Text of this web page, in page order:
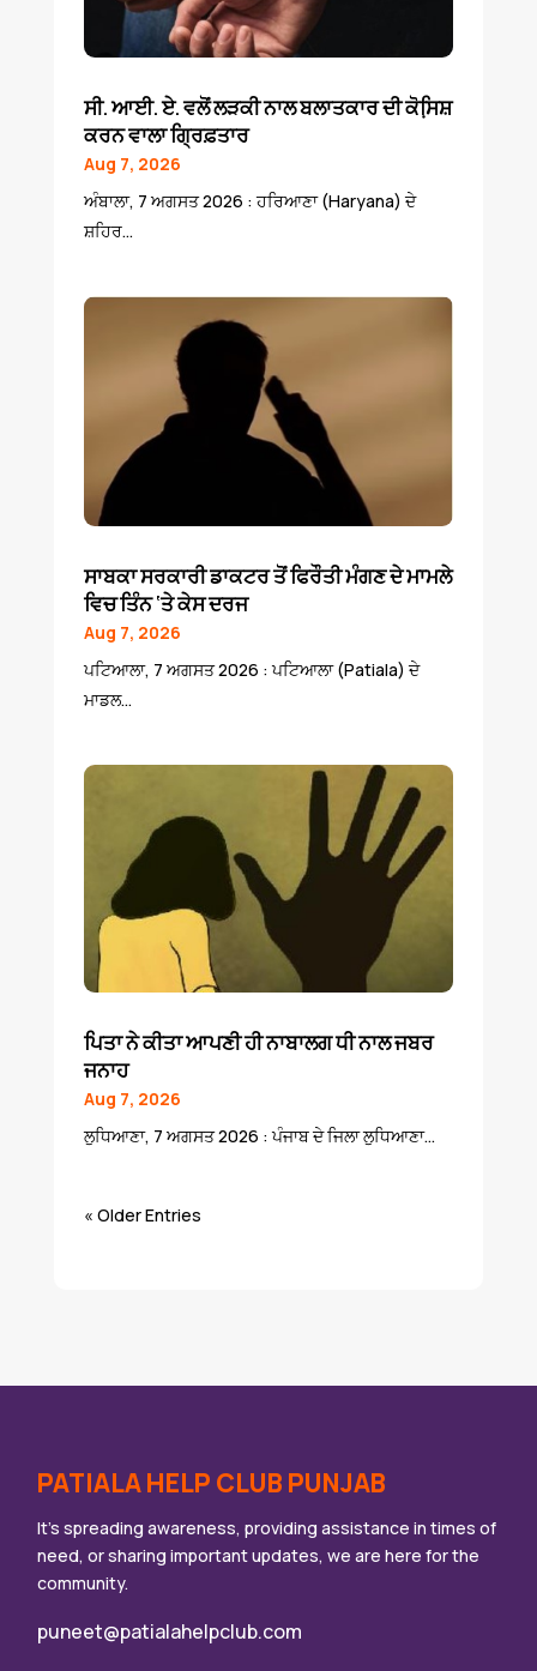
ਸੀ. ਆਈ. ਏ. ਵਲੋਂ ਲੜਕੀ ਨਾਲ ਬਲਾਤਕਾਰ ਦੀ ਕੋਸਿ਼ਸ਼
ਕਰਨ ਵਾਲਾ ਗ੍ਰਿਫ਼ਤਾਰ
Aug 7, 2026
ਅੰਬਾਲਾ, 7 ਅਗਸਤ 2026 : ਹਰਿਆਣਾ (Haryana) ਦੇ
ਸ਼ਹਿਰ...
ਸਾਬਕਾ ਸਰਕਾਰੀ ਡਾਕਟਰ ਤੋਂ ਫਿਰੌਤੀ ਮੰਗਣ ਦੇ ਮਾਮਲੇ
ਵਿਚ ਤਿੰਨ ‘ਤੇ ਕੇਸ ਦਰਜ
Aug 7, 2026
ਪਟਿਆਲਾ, 7 ਅਗਸਤ 2026 : ਪਟਿਆਲਾ (Patiala) ਦੇ
ਮਾਡਲ...
ਪਿਤਾ ਨੇ ਕੀਤਾ ਆਪਣੀ ਹੀ ਨਾਬਾਲਗ ਧੀ ਨਾਲ ਜਬਰ
ਜਨਾਹ
Aug 7, 2026
ਲੁਧਿਆਣਾ, 7 ਅਗਸਤ 2026 : ਪੰਜਾਬ ਦੇ ਜਿਲਾ ਲੁਧਿਆਣਾ...
« Older Entries
PATIALA HELP CLUB PUNJAB
It’s spreading awareness, providing assistance in times of
need, or sharing important updates, we are here for the
community.
puneet@patialahelpclub.com